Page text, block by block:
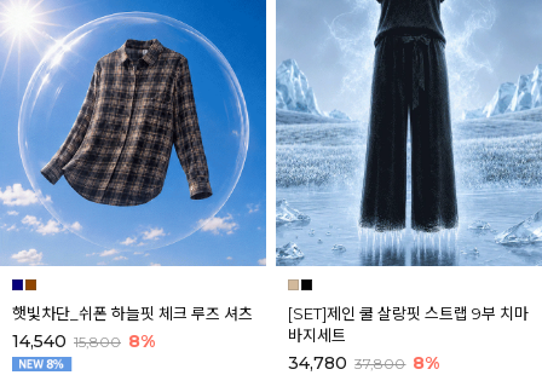
햇빛차단_쉬폰 하늘핏 체크 루즈 셔츠
14,540 15,800 8%
[SET]제인 쿨 살랑핏 스트랩 9부 치마
바지세트
34,780 37,800 8%